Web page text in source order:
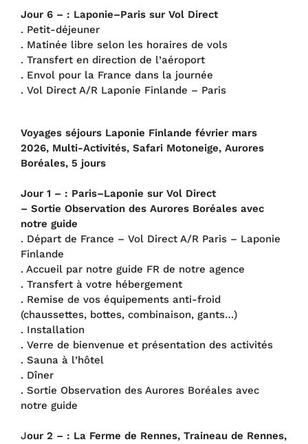
Jour 6 – : Laponie–Paris sur Vol Direct
. Petit-déjeuner
. Matinée libre selon les horaires de vols
. Transfert en direction de l’aéroport
. Envol pour la France dans la journée
. Vol Direct A/R Laponie Finlande – Paris
Voyages séjours Laponie Finlande février mars
2026, Multi-Activités, Safari Motoneige, Aurores
Boréales, 5 jours
Jour 1 – : Paris–Laponie sur Vol Direct
– Sortie Observation des Aurores Boréales avec
notre guide
. Départ de France – Vol Direct A/R Paris – Laponie
Finlande
. Accueil par notre guide FR de notre agence
. Transfert à votre hébergement
. Remise de vos équipements anti-froid
(chaussettes, bottes, combinaison, gants…)
. Installation
. Verre de bienvenue et présentation des activités
. Sauna à l’hôtel
. Dîner
. Sortie Observation des Aurores Boréales avec
notre guide
Jour 2 – : La Ferme de Rennes, Traineau de Rennes,